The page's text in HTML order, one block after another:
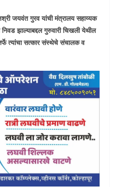
जयवंत गुरव यांची मंत्रालय सहाय्यक
झाल्याबद्दल गुरुवारी चिखली येथील
त्यांचा सत्कार संस्थेचे संचालक व